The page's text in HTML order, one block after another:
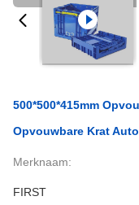
500*500*415mm
Opvouwbare Krat
Merknaam:
FIRST